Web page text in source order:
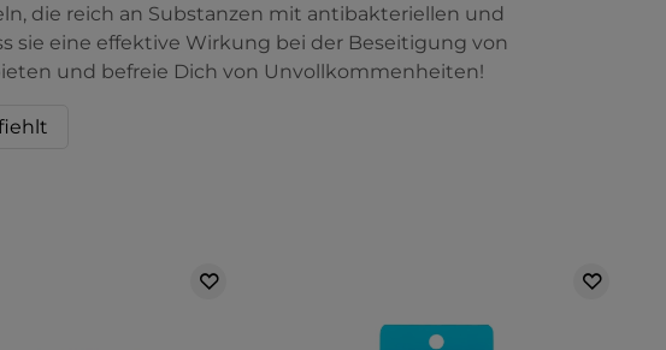
die reich an Substanzen mit antibakteriellen und
sie eine effektive Wirkung bei der Beseitigung von
und befreie Dich von Unvollkommenheiten!